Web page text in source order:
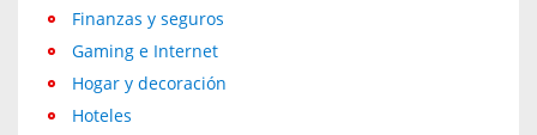
Finanzas y seguros
Gaming e Internet
Hogar y decoración
Hoteles